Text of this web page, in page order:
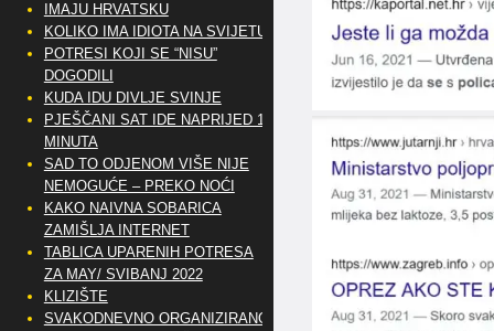
IMAJU HRVATSKU
KOLIKO IMA IDIOTA NA SVIJETU?
POTRESI KOJI SE “NISU”
DOGODILI
KUDA IDU DIVLJE SVINJE
PJEŠČANI SAT IDE NAPRIJED 10
MINUTA
SAD TO ODJENOM VIŠE NIJE
NEMOGUĆE – PREKO NOĆI
KAKO NAIVNA SOBARICA
ZAMIŠLJA INTERNET
TABLICA UPARENIH POTRESA
ZA MAY/ SVIBANJ 2022
KLIZIŠTE
SVAKODNEVNO ORGANIZIRANO